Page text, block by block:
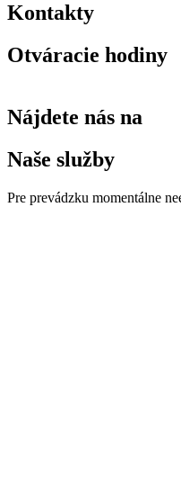
Kontakty
Otváracie hodiny
Nájdete nás na
Naše služby
Pre prevádzku momentálne